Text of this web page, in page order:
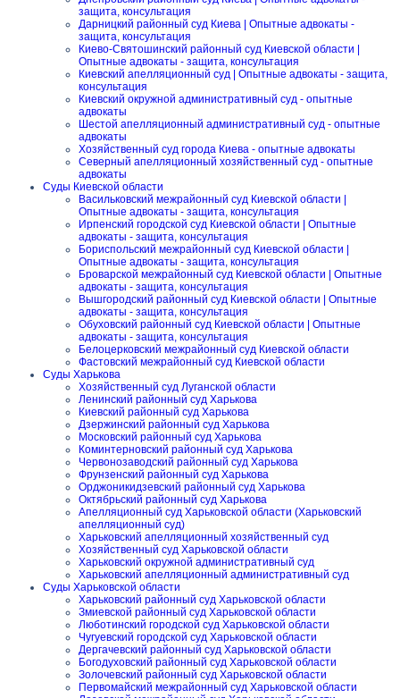
защита, консультация
Дарницкий районный суд Киева | Опытные адвокаты -
защита, консультация
Киево-Святошинский районный суд Киевской области |
Опытные адвокаты - защита, консультация
Киевский апелляционный суд | Опытные адвокаты - защита,
консультация
Киевский окружной административный суд - опытные
адвокаты
Шестой апелляционный административный суд - опытные
адвокаты
Хозяйственный суд города Киева - опытные адвокаты
Северный апелляционный хозяйственный суд - опытные
адвокаты
Суды Киевской области
Васильковский межрайонный суд Киевской области |
Опытные адвокаты - защита, консультация
Ирпенский городской суд Киевской области | Опытные
адвокаты - защита, консультация
Бориспольский межрайонный суд Киевской области |
Опытные адвокаты - защита, консультация
Броварской межрайонный суд Киевской области | Опытные
адвокаты - защита, консультация
Вышгородский районный суд Киевской области | Опытные
адвокаты - защита, консультация
Обуховский районный суд Киевской области | Опытные
адвокаты - защита, консультация
Белоцерковский межрайонный суд Киевской области
Фастовский межрайонный суд Киевской области
Суды Харькова
Хозяйственный суд Луганской области
Ленинский районный суд Харькова
Киевский районный суд Харькова
Дзержинский районный суд Харькова
Московский районный суд Харькова
Коминтерновский районный суд Харькова
Червонозаводский районный суд Харькова
Фрунзенский районный суд Харькова
Орджоникидзевский районный суд Харькова
Октябрьский районный суд Харькова
Апелляционный суд Харьковской области (Харьковский
апелляционный суд)
Харьковский апелляционный хозяйственный суд
Хозяйственный суд Харьковской области
Харьковский окружной административный суд
Харьковский апелляционный административный суд
Суды Харьковской области
Харьковский районный суд Харьковской области
Змиевской районный суд Харьковской области
Люботинский городской суд Харьковской области
Чугуевский городской суд Харьковской области
Дергачевский районный суд Харьковской области
Богодуховский районный суд Харьковской области
Золочевский районный суд Харьковской области
Первомайский межрайонный суд Харьковской области